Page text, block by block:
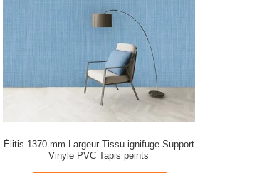
Élitis 1370 mm Largeur Tissu ignifuge Support
Vinyle PVC Tapis peints